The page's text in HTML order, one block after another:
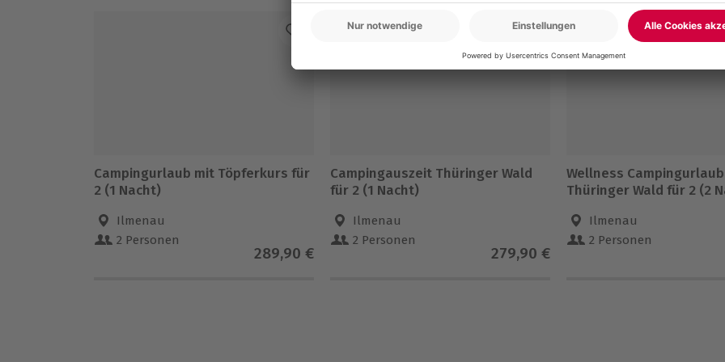
Campingurlaub mit Töpferkurs für
2 (1 Nacht)
Ilmenau
2 Personen
289,90 €
Campingauszeit Thüringer Wald
für 2 (1 Nacht)
Ilmenau
2 Personen
279,90 €
Wellness Campingurlaub
Thüringer Wald für 2 (2
Ilmenau
2 Personen